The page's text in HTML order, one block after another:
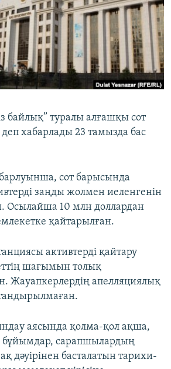
байлық” туралы алғашқы сот
хабарлады 23 тамызда бас
сот барысында
заңды жолмен иеленгенін
Осылайша 10 млн доллардан
қайтарылған.
активтерді қайтару
шағымын толық
Жауапкерлердің апелляциялық
аясында қолма-қол ақша,
бұйымдар, сарапшылардың
дәуірінен басталатын тарихи-